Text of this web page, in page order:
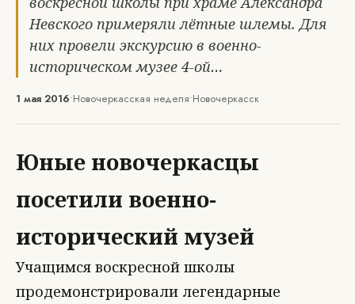
Невского примеряли лётные шлемы. Для
них провели экскурсию в военно-
историческом музее 4-ой…
1 мая 2016•Новочеркасская неделя•Новочеркасск
Юные новочеркасцы
посетили военно-
исторический музей
Учащимся воскресной школы
продемонстрировали легендарные